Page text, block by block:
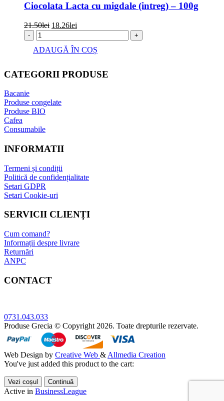
Ciocolata Lacta cu migdale (intreg) – 100g
21.50lei Prețul
a
fost:
18.26lei
este:
18.26lei.
- +
ADAUGĂ ÎN COȘ
CATEGORII PRODUSE
Bacanie
Produse congelate
Produse BIO
Cafea
Consumabile
INFORMATII
Termeni și condiții
Politică de confidențialitate
Setari GDPR
Setari Cookie-uri
SERVICII CLIENȚI
Cum comand?
Informații despre livrare
Returnări
ANPC
CONTACT
0731.043.033
Produse Grecia © Copyright 2026. Toate drepturile rezervate.
Web Design by Creative Web & Allmedia Creation
You've just added this product to the cart:
Vezi coșul Continuă
Active in BusinessLeague